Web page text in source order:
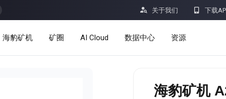
 关于我们  下载
海豹矿机 矿圈 AI Cloud 数据中心 资源
学习
海豹矿机